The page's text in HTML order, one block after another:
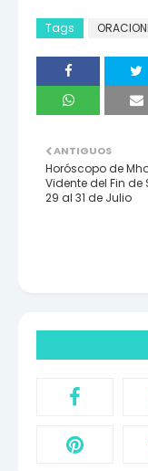
Tags
ANTIGUOS
Horóscopo de
Vidente del Fin de
29 al 31 de Julio